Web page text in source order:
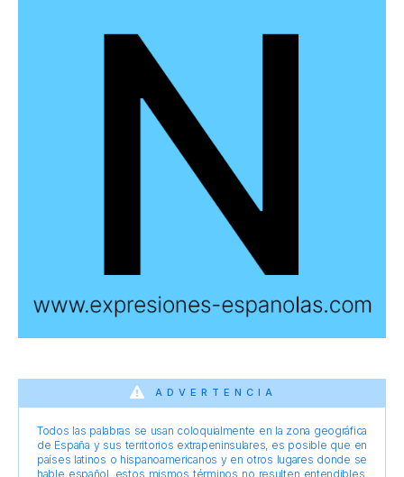
ADVERTENCIA
Todos las palabras se usan coloquialmente en la zona geográfica
de España y sus territorios extrapeninsulares, es posible que en
países latinos o hispanoamericanos y en otros lugares donde se
hable español, estos mismos términos no resulten entendibles,